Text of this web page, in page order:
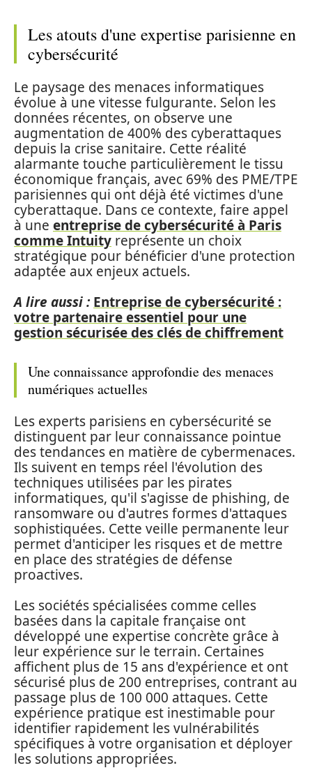
Les atouts d'une expertise parisienne en
cybersécurité
Le paysage des menaces informatiques
évolue à une vitesse fulgurante. Selon les
données récentes, on observe une
augmentation de 400% des cyberattaques
depuis la crise sanitaire. Cette réalité
alarmante touche particulièrement le tissu
économique français, avec 69% des PME/TPE
parisiennes qui ont déjà été victimes d'une
cyberattaque. Dans ce contexte, faire appel
à une entreprise de cybersécurité à Paris
comme Intuity représente un choix
stratégique pour bénéficier d'une protection
adaptée aux enjeux actuels.
A lire aussi : Entreprise de cybersécurité :
votre partenaire essentiel pour une
gestion sécurisée des clés de chiffrement
Une connaissance approfondie des menaces
numériques actuelles
Les experts parisiens en cybersécurité se
distinguent par leur connaissance pointue
des tendances en matière de cybermenaces.
Ils suivent en temps réel l'évolution des
techniques utilisées par les pirates
informatiques, qu'il s'agisse de phishing, de
ransomware ou d'autres formes d'attaques
sophistiquées. Cette veille permanente leur
permet d'anticiper les risques et de mettre
en place des stratégies de défense
proactives.
Les sociétés spécialisées comme celles
basées dans la capitale française ont
développé une expertise concrète grâce à
leur expérience sur le terrain. Certaines
affichent plus de 15 ans d'expérience et ont
sécurisé plus de 200 entreprises, contrant au
passage plus de 100 000 attaques. Cette
expérience pratique est inestimable pour
identifier rapidement les vulnérabilités
spécifiques à votre organisation et déployer
les solutions appropriées.